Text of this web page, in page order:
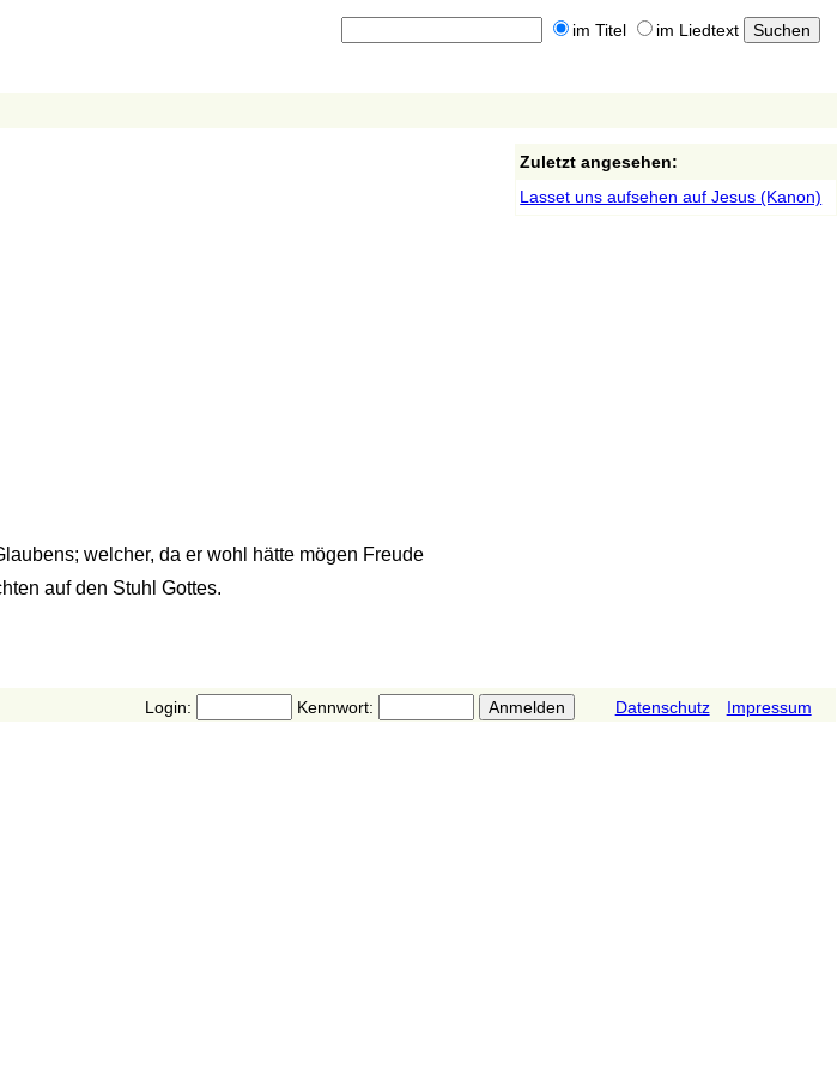
im Titel im Liedtext
welcher, da er wohl hätte mögen Freude
auf den Stuhl Gottes.
Zuletzt angesehen:
Lasset uns aufsehen auf Jesus (Kanon)
Login: Kennwort: Datenschutz Impressum